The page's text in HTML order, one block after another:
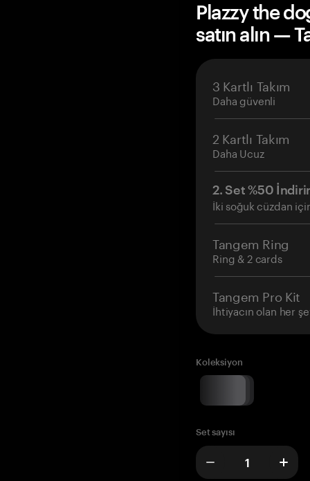
Plazzy the
satın alın —
3 Kartlı Takım
Daha güvenli
2 Kartlı Takım
Daha Ucuz
2. Set %50
İki soğuk cüzdan
Tangem Ring
Ring & 2 cards
Tangem Pro Kit
İhtiyacın olan her
Koleksiyon
Set sayısı